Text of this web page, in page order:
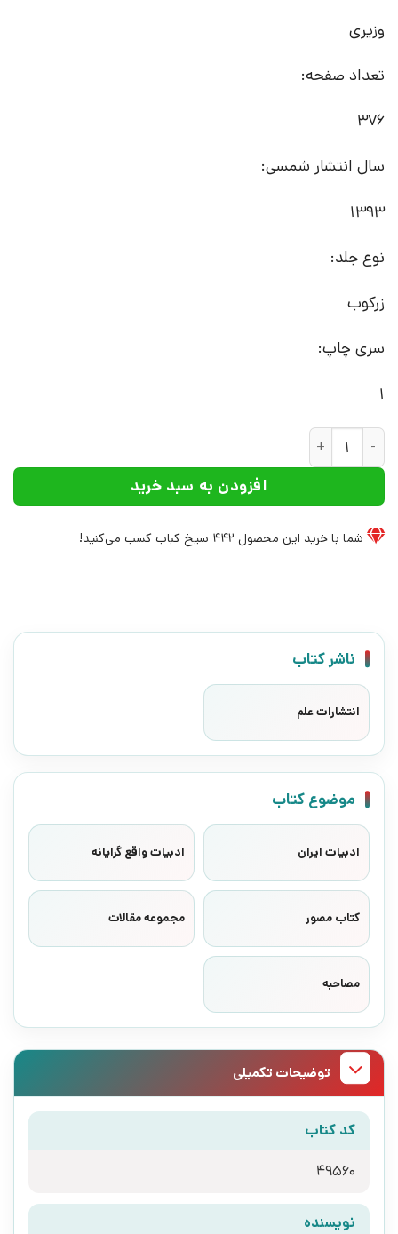
وزیری
تعداد صفحه:
376
سال انتشار شمسی:
1393
نوع جلد:
زرکوب
سری چاپ:
1
کتاب عکس های دو نفره | انتشارات علم عدد
افزودن به سبد خرید
شما با خرید این محصول 442 سیخ کباب کسب می‌کنید!
ناشر کتاب
انتشارات علم
موضوع کتاب
ادبیات ایران ادبیات واقع گرایانه
کتاب مصور مجموعه مقالات
مصاحبه
توضیحات تکمیلی
کد کتاب
49560
نویسنده